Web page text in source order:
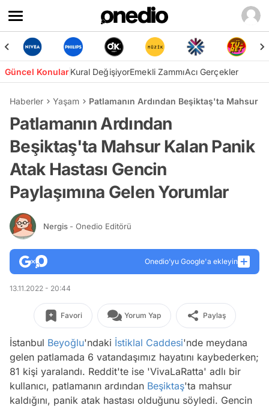
Güncel KonularKural DeğişiyorEmekli ZammıAcı Gerçekler
Haberler Yaşam Patlamanın Ardından Beşiktaş'ta Mahsur
Patlamanın Ardından
Beşiktaş'ta Mahsur Kalan Panik
Atak Hastası Gencin
Paylaşımına Gelen Yorumlar
Nergis - Onedio Editörü
Onedio’yu Google'a ekleyin
13.11.2022 - 20:44
Favori Yorum Yap Paylaş
İ stanbul Beyoğlu'ndaki İstiklal Caddesi'nde meydana
gelen patlamada 6 vatandaşımız hayatını kaybederken;
81 kişi yaralandı. Reddit'te ise 'VivaLaRatta' adlı bir
kullanıcı, patlamanın ardından Beşiktaş'ta mahsur
kaldığını, panik atak hastası olduğunu söyledi. Gencin